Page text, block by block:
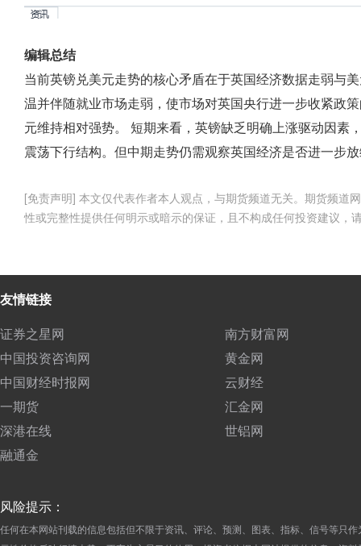
编辑总结
当前英镑兑美元走势的核心矛盾在于英国经济数据走弱与
温并伴随就业市场走弱，使市场对英国央行进一步收紧政
元维持相对强势。 短期来看，英镑缺乏明确上涨驱动因
震荡下行结构。但中期走势仍需观察英国经济是否进一步
[免责声明] 本文仅代表作者本人观点，与期货频道无关。期货频道
性或完整性提供任何明示或暗示的保证，且不构成任何投资建议，
友情链接
证券之星网
南方财富网
中国投资咨询网
黄金网
中国财经时报网
云财经
一期货
汇金网
深港在线
世铝网
融通金
风险提示：
任何在本网站刊载的信息包括但不限于资讯、评论、预测、图表、指标、信号等只